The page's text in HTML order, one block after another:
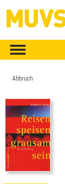
Abbruch